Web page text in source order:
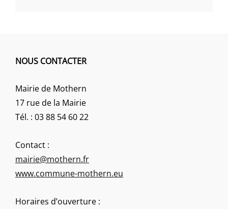
NOUS CONTACTER
Mairie de Mothern
17 rue de la Mairie
Tél. : 03 88 54 60 22
Contact :
mairie@mothern.fr
www.commune-mothern.eu
Horaires d’ouverture :